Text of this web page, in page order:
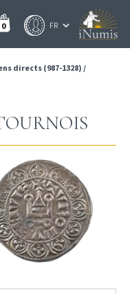
0
directs (987-1328) /